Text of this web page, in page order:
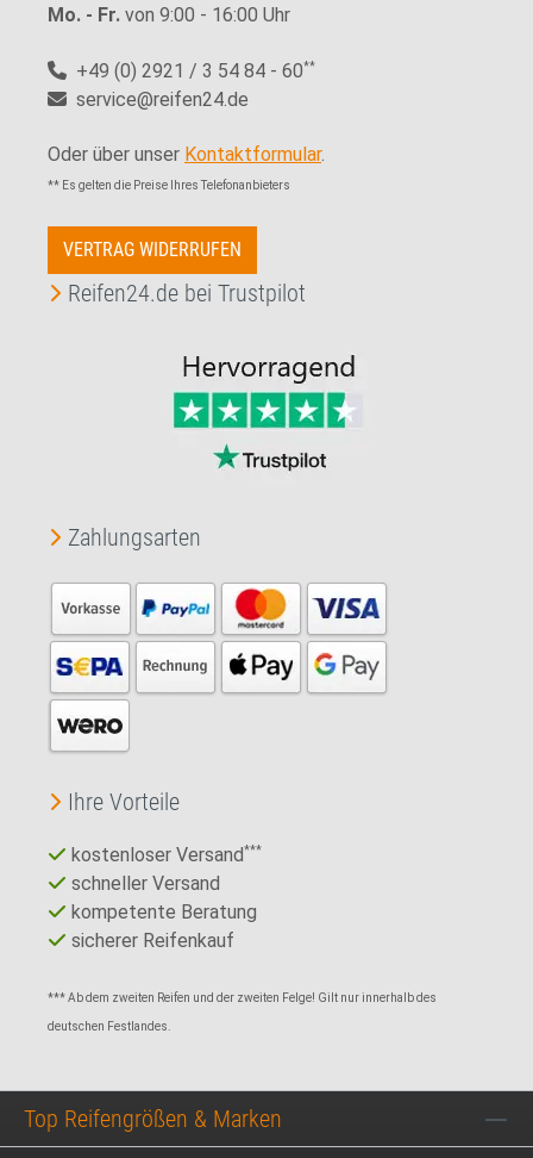
Mo. - Fr. von 9:00 - 16:00 Uhr
+49 (0) 2921 / 3 54 84 - 60**
service@reifen24.de
Oder über unser Kontaktformular.
** Es gelten die Preise Ihres Telefonanbieters
VERTRAG WIDERRUFEN
Reifen24.de bei Trustpilot
Zahlungsarten
Ihre Vorteile
kostenloser Versand***
schneller Versand
kompetente Beratung
sicherer Reifenkauf
*** Ab dem zweiten Reifen und der zweiten Felge! Gilt nur innerhalb des
deutschen Festlandes.
Top Reifengrößen & Marken